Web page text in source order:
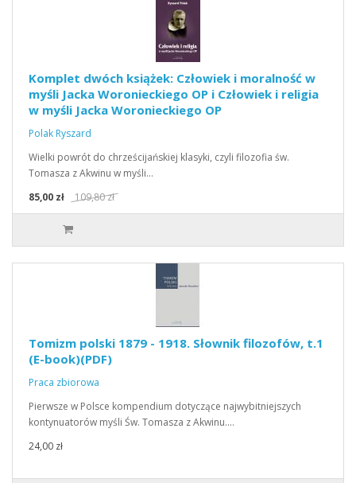
Komplet dwóch książek: Człowiek i moralność w
myśli Jacka Woronieckiego OP i Człowiek i religia
w myśli Jacka Woronieckiego OP
Polak Ryszard
Wielki powrót do chrześcijańskiej klasyki, czyli filozofia św.
Tomasza z Akwinu w myśli…
85,00 zł
109,80 zł
Tomizm polski 1879 - 1918. Słownik filozofów, t.1
(E-book)(PDF)
Praca zbiorowa
Pierwsze w Polsce kompendium dotyczące najwybitniejszych
kontynuatorów myśli Św. Tomasza z Akwinu.…
24,00 zł